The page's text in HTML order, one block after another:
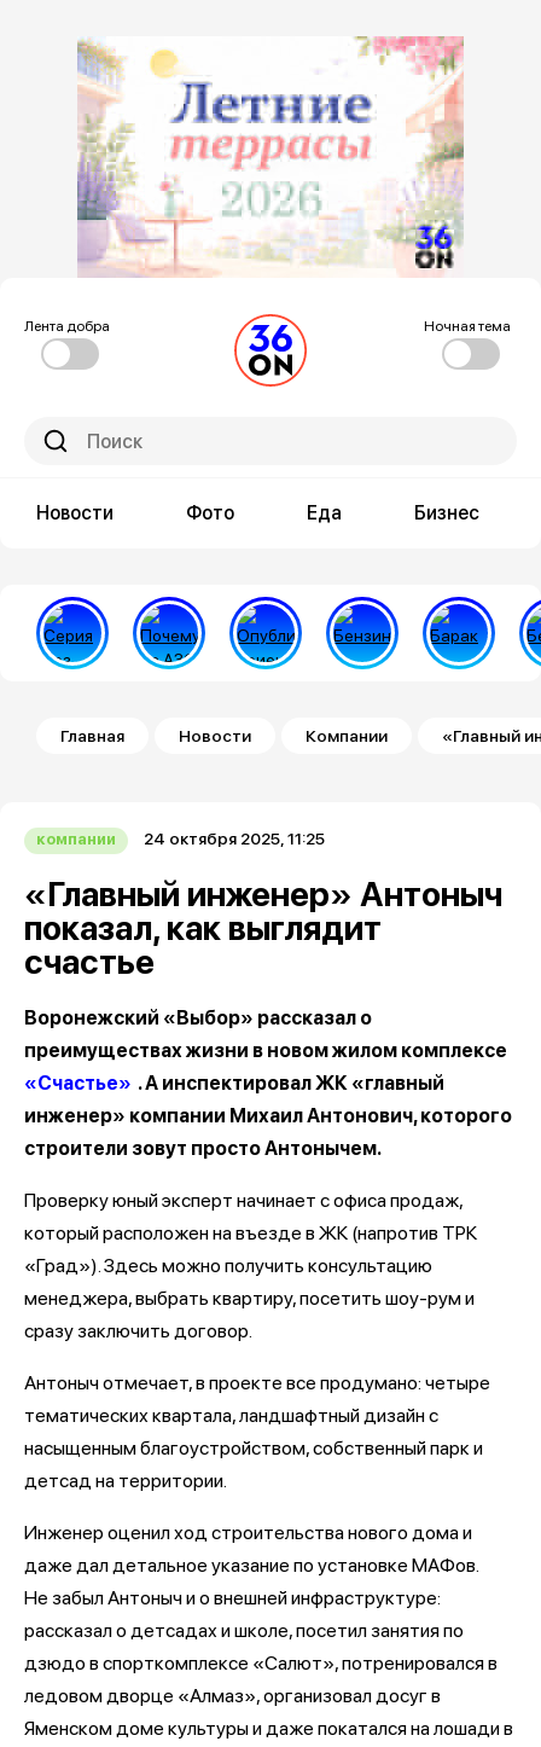
Лента добра Ночная тема
Новости Фото Еда Бизнес
Строка навигации
Главная Новости Компании «Главный
компании 24 октября 2025, 11:25
«Главный инженер» Антоныч
показал, как выглядит
счастье
Воронежский «Выбор» рассказал о
преимуществах жизни в новом жилом комплексе
«Счастье» . А инспектировал ЖК «главный
инженер» компании Михаил Антонович, которого
строители зовут просто Антонычем.
Проверку юный эксперт начинает с офиса продаж,
который расположен на въезде в ЖК (напротив ТРК
«Град»). Здесь можно получить консультацию
менеджера, выбрать квартиру, посетить шоу-рум и
сразу заключить договор.
Антоныч отмечает, в проекте все продумано: четыре
тематических квартала, ландшафтный дизайн с
насыщенным благоустройством, собственный парк и
детсад на территории.
Инженер оценил ход строительства нового дома и
даже дал детальное указание по установке МАФов.
Не забыл Антоныч и о внешней инфраструктуре:
рассказал о детсадах и школе, посетил занятия по
дзюдо в спорткомплексе «Салют», потренировался в
ледовом дворце «Алмаз», организовал досуг в
Яменском доме культуры и даже покатался на лошади в